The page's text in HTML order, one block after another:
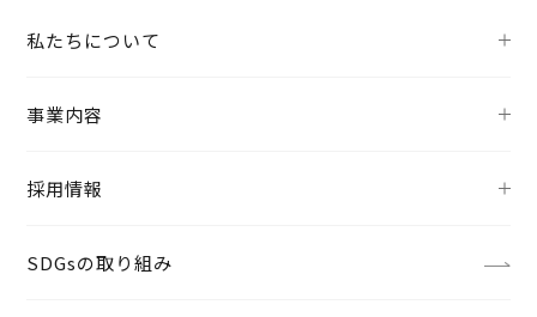
私たちについて
事業内容
採用情報
SDGsの取り組み